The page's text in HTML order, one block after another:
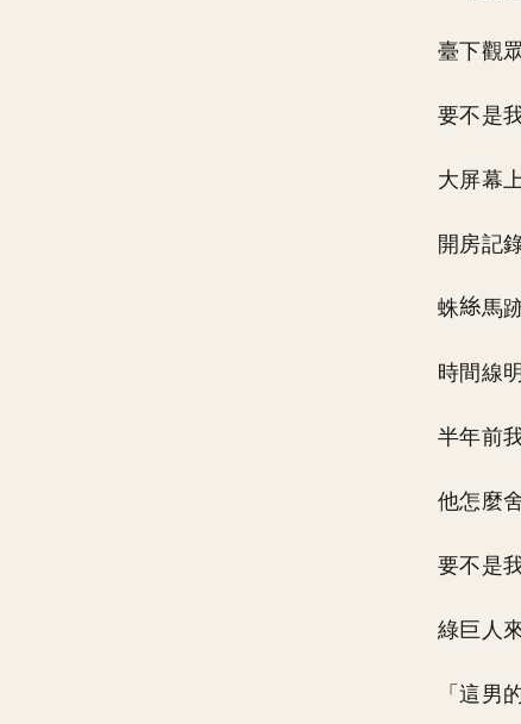
臺下觀
要不是
大屏幕
開房記錄
蛛 馬
時間線
半年前
他怎麼
要不是
綠巨人
「這男